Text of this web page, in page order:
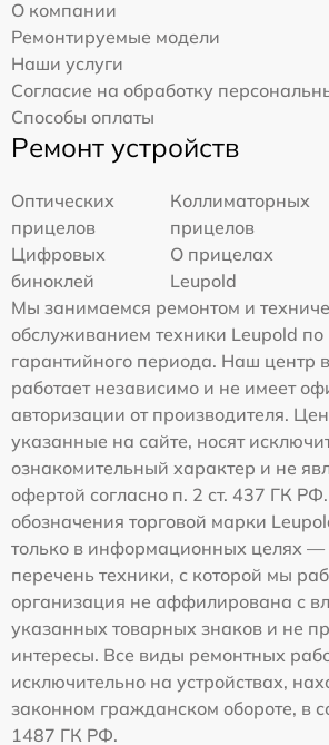
О компании
Ремонтируемые модели
Наши услуги
Согласие на обработку
Способы оплаты
Ремонт устройств
Оптических
прицелов
Коллиматорных
прицелов
Цифровых
биноклей
О прицелах
Leupold
Мы занимаемся ремонтом и
обслуживанием техники Leupold по
гарантийного периода. Наш центр
работает независимо и не имеет
авторизации от производителя.
указанные на сайте, носят
ознакомительный характер и не
офертой согласно п. 2 ст. 437 ГК
обозначения торговой марки
только в информационных целях —
перечень техники, с которой мы
организация не аффилирована с
указанных товарных знаков и не
интересы. Все виды ремонтных
исключительно на устройствах,
законном гражданском обороте, в
1487 ГК РФ.